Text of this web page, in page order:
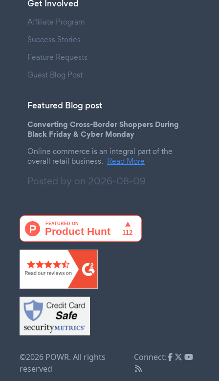
Get Involved
Affiliate Program
Success Stories
Feature Requests
Guest Blog Post
Featured Blog post
Converting Cross-Border Shoppers During
Black Friday & Cyber Monday
Online commerce is an integral part of the
overall retail business. Read More
Posted by on 2026-08-09
©2026 POWR. All rights
reserved
Connect: